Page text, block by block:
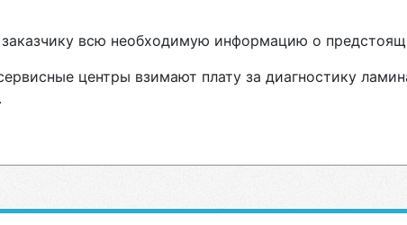
заказчику всю необходимую информацию о
центры взимают плату за диагностику